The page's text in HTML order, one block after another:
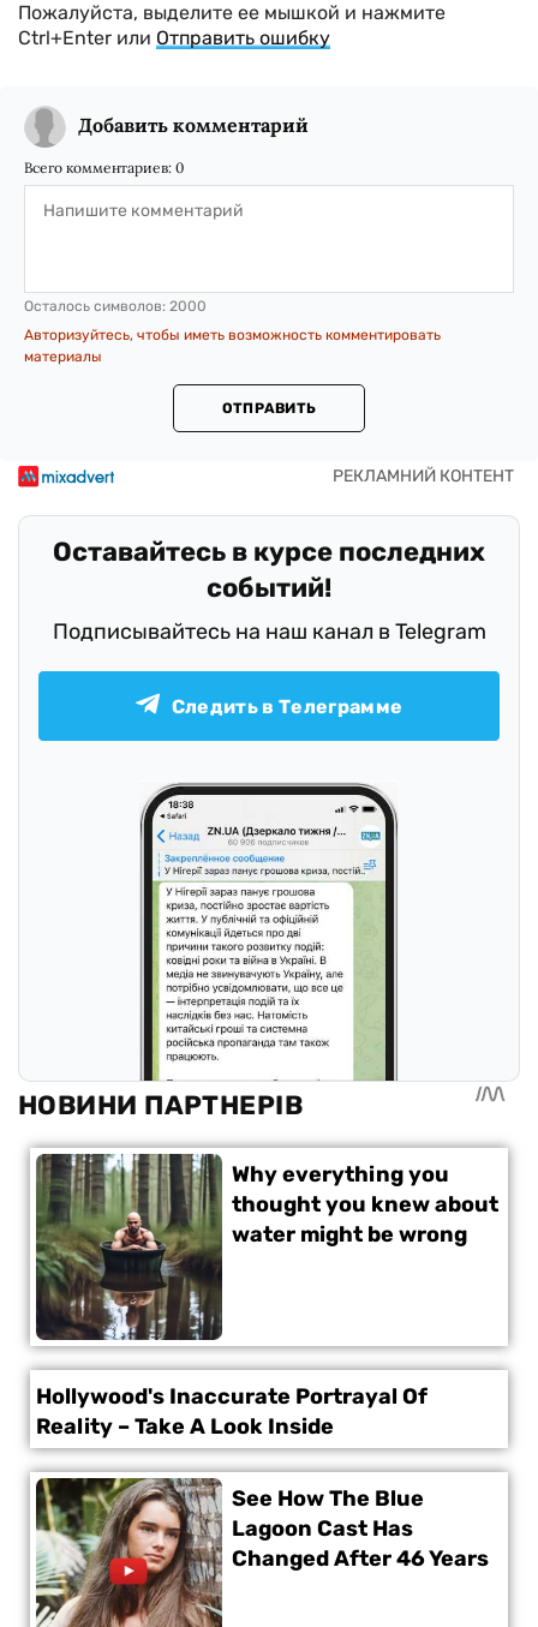
Пожалуйста, выделите ее мышкой и нажмите
Ctrl+Enter или Отправить ошибку
Добавить комментарий
Всего комментариев: 0
Осталось символов: 2000
Авторизуйтесь, чтобы иметь возможность комментировать
материалы
ОТПРАВИТЬ
Оставайтесь в курсе последних
событий!
Подписывайтесь на наш канал в Telegram
Следить в Телеграмме